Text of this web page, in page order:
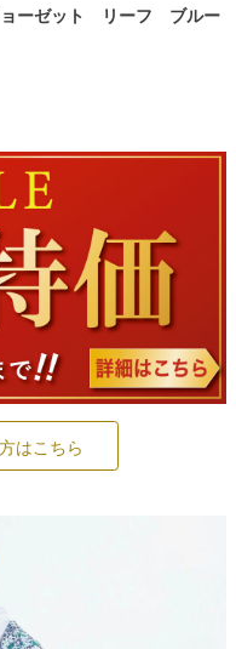
ョーゼット リーフ ブルー
はこちら